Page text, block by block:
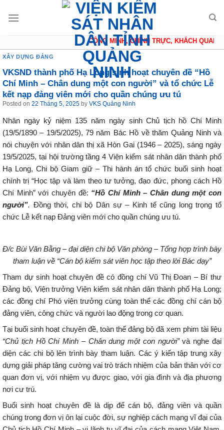
CÔNG MINH, CHÍNH TRỰC, KHÁCH QUAN,
XÂY DỰNG ĐẢNG
VKSND thành phố Hạ Long sinh hoạt chuyên đề “Hồ
Chí Minh – Chân dung một con người” và tổ chức Lễ
kết nạp đảng viên mới cho quần chúng ưu tú
Posted on 22 Tháng 5, 2025 by VKS Quảng Ninh
Nhân ngày kỷ niệm 135 năm ngày sinh Chủ tịch hồ Chí Minh
(19/5/1890 – 19/5/2025), 79 năm Bác Hồ về thăm Quảng Ninh và
nói chuyện với nhân dân thị xã Hòn Gai (1946 – 2025), sáng ngày
19/5/2025, tại hội trường tầng 4 Viện kiểm sát nhân dân thành phố
Hạ Long, Chi bộ Giam giữ – Thi hành án tổ chức buổi sinh hoạt
chính trị “Học tập và làm theo tư tưởng, đạo đức, phong cách Hồ
Chí Minh” với chuyên đề: “Hồ Chí Minh – Chân dung một con
người”. Đồng thời, chi bộ Dân sự – Kinh tế cũng long trọng tổ
chức Lễ kết nạp Đảng viên mới cho quần chúng ưu tú.
Đ/c BùiVăn Bằng –đại diện chi bộ Văn phòng – Tổng hợp trình bày
tham luận về “Cán bộ kiểm sát viên học tập theo lời Bác dạy”
Tham dự sinh hoạt chuyên đề có đồng chí Vũ Thị Đoan – Bí thư
Đảng bộ, Viện trưởng Viện kiểm sát nhân dân thành phố Hạ Long;
các đồng chí Phó viện trưởng cùng toàn thể các đồng chí cán bộ
đảng viên, công chức và người lao động trong cơ quan.
Tại buổi sinh hoạt chuyên đề, toàn thể đảng bộ đã xem phim tài liệu
“Chủ tịch Hồ Chí Minh – Chân dung một con người”và nghe đại
diện các chi bộ lên trình bày tham luận. Các ý kiến tập trung xây
dựng giải pháp tăng cường vai trò trách nhiệm của bản thân với cơ
quan đơn vị, với nhiệm vụ được giao, với gia đình và địa phương
nơi cư trú.
Buổi sinh hoạt chuyên đề là dịp để cán bộ, đảng viên và quần
chúng trong đơn vị ôn lại cuộc đời, sự nghiệp cách mạng vĩ đại của